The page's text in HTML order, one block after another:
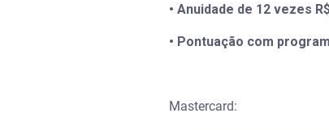
• Anuidade de 12 vezes
• Pontuação com
Mastercard: